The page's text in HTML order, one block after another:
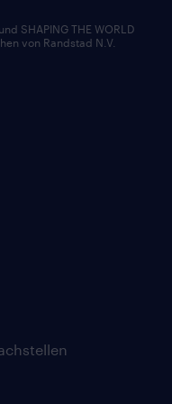
SHAPING THE WORLD
von Randstad N.V.